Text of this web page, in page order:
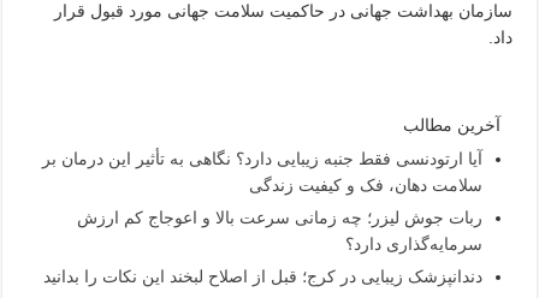
سازمان بهداشت جهانی در حاکمیت سلامت جهانی مورد قبول قرار
داد.
آخرین مطالب
آیا ارتودنسی فقط جنبه زیبایی دارد؟ نگاهی به تأثیر این درمان بر
سلامت دهان، فک و کیفیت زندگی
ربات جوش لیزر؛ چه زمانی سرعت بالا و اعوجاج کم ارزش
سرمایه‌گذاری دارد؟
دندانپزشک زیبایی در کرج؛ قبل از اصلاح لبخند این نکات را بدانید